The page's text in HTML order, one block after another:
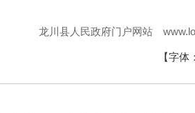
龙川县人民政府门户网站
【字体